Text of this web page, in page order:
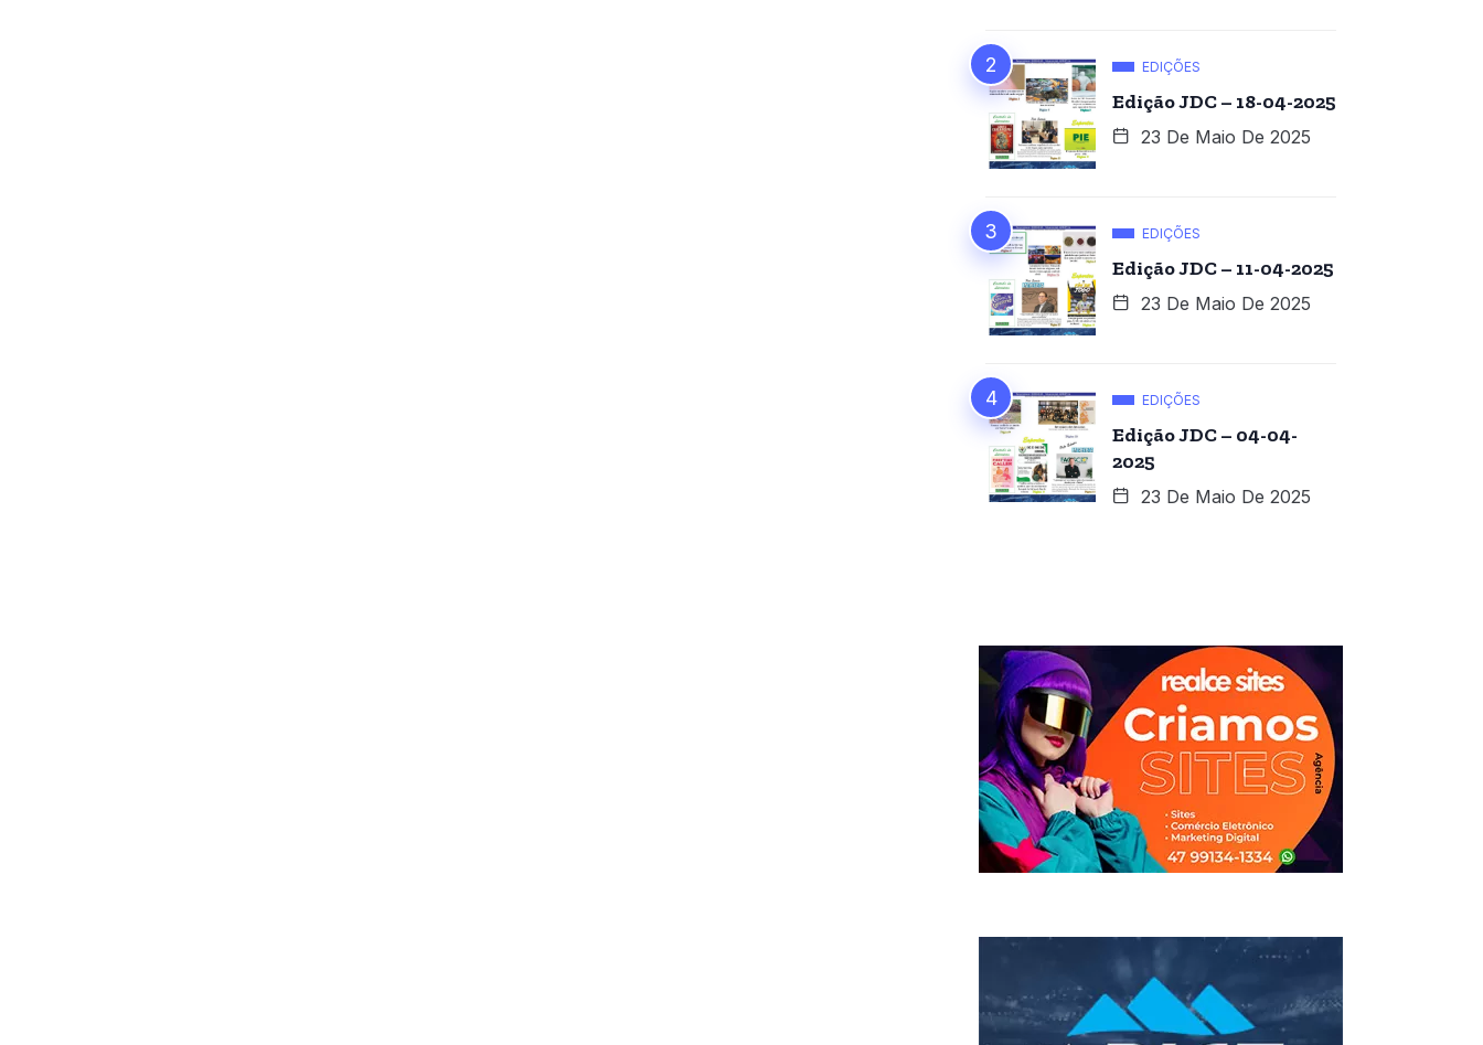
EDIÇÕES
Edição JDC – 18-04-2025
23 De Maio De 2025
EDIÇÕES
Edição JDC – 11-04-2025
23 De Maio De 2025
EDIÇÕES
Edição JDC – 04-04-
2025
23 De Maio De 2025